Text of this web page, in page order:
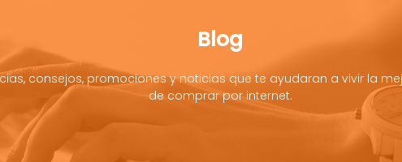
Blog
consejos, promociones y noticias que te ayudaran a vivir la
de comprar por internet.